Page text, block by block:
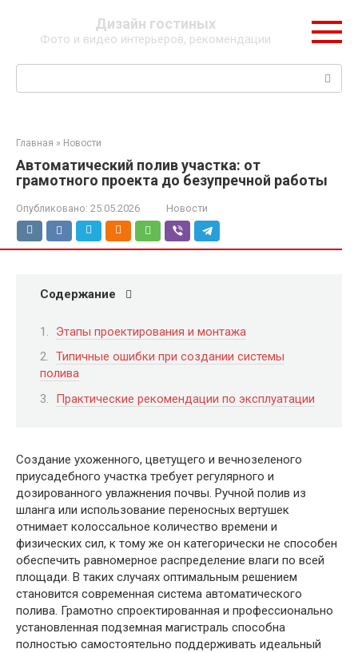
контенту
Дизайн гостиных
Фото и видео интерьеров, рекомендации
Поиск:
Главная » Новости
Автоматический полив участка: от
грамотного проекта до безупречной работы
Опубликовано: 25.05.2026 Новости
Содержание
Этапы проектирования и монтажа
Типичные ошибки при создании системы
полива
Практические рекомендации по эксплуатации
Создание ухоженного, цветущего и вечнозеленого
приусадебного участка требует регулярного и
дозированного увлажнения почвы. Ручной полив из
шланга или использование переносных вертушек
отнимает колоссальное количество времени и
физических сил, к тому же он категорически не способен
обеспечить равномерное распределение влаги по всей
площади. В таких случаях оптимальным решением
становится современная система автоматического
полива. Грамотно спроектированная и профессионально
установленная подземная магистраль способна
полностью самостоятельно поддерживать идеальный